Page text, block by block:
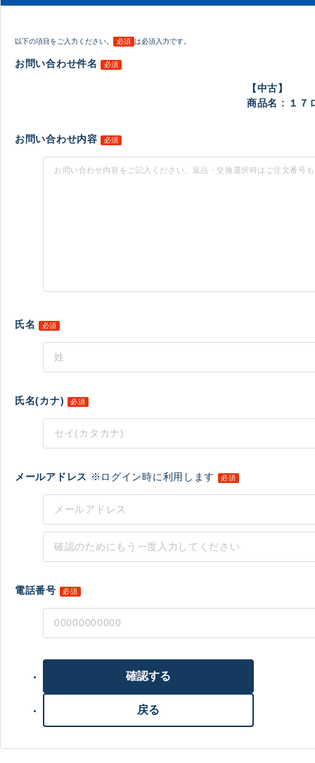
以下の項目をご入力ください。 必須 は必須入力です。
お問い合わせ件名 必須
【中古】
商品名 : １７
お問い合わせ内容 必須
氏名 必須
氏名(カナ) 必須
メールアドレス ※ログイン時に利用します 必須
電話番号 必須
戻る
確認する